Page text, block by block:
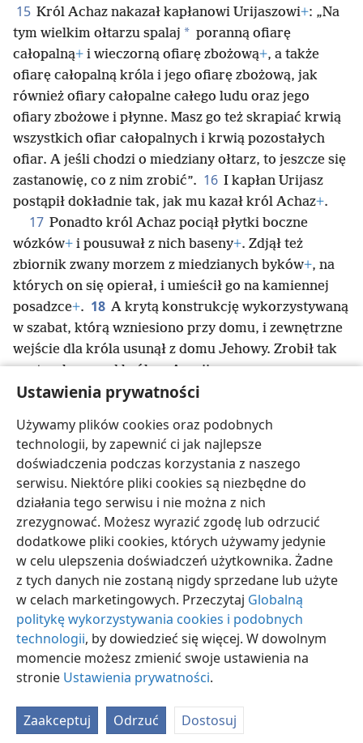
Ustawienia prywatności
Używamy plików cookies oraz podobnych
technologii, by zapewnić ci jak najlepsze
doświadczenia podczas korzystania z naszego
serwisu. Niektóre pliki cookies są niezbędne do
działania tego serwisu i nie można z nich
zrezygnować. Możesz wyrazić zgodę lub odrzucić
dodatkowe pliki cookies, których używamy jedynie
w celu ulepszenia doświadczeń użytkownika. Żadne
z tych danych nie zostaną nigdy sprzedane lub użyte
w celach marketingowych. Przeczytaj Globalną
politykę wykorzystywania cookies i podobnych
technologii, by dowiedzieć się więcej. W dowolnym
momencie możesz zmienić swoje ustawienia na
stronie Ustawienia prywatności.
Zaakceptuj Odrzuć Dostosuj
15 Król Achaz nakazał kapłanowi Urijaszowi+: „Na
tym wielkim ołtarzu spalaj * poranną ofiarę
całopalną+ i wieczorną ofiarę zbożową+, a także
ofiarę całopalną króla i jego ofiarę zbożową, jak
również ofiary całopalne całego ludu oraz jego
ofiary zbożowe i płynne. Masz go też skrapiać krwią
wszystkich ofiar całopalnych i krwią pozostałych
ofiar. A jeśli chodzi o miedziany ołtarz, to jeszcze się
zastanowię, co z nim zrobić”. 16 I kapłan Urijasz
postąpił dokładnie tak, jak mu kazał król Achaz+.
17 Ponadto król Achaz pociął płytki boczne
wózków+ i pousuwał z nich baseny+. Zdjął też
zbiornik zwany morzem z miedzianych byków+, na
których on się opierał, i umieścił go na kamiennej
posadzce+. 18 A krytą konstrukcję wykorzystywaną
w szabat, którą wzniesiono przy domu, i zewnętrzne
wejście dla króla usunął z domu Jehowy. Zrobił tak
ze strachu przed królem Asyrii.
19 Pozostałe fakty z życia Achaza — to, co
20 Potem Achaz spoczął ze swoimi praojcami
i został pochowany przy swoich praojcach w Mieście
Dawida, a władzę po nim objął jego syn Ezechiasz
polski Udostępnij Ustawienia
Copyright© 2026 Watch Tower Bible and Tract Society of Pennsylvania
Warunki użytkowania Polityka prywatności
Ustawienia prywatności
JW.ORG
Zaloguj